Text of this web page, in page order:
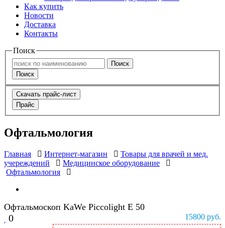
Как купить
Новости
Доставка
Контакты
Поиск
Поиск
Поиск
Скачать прайс-лист
Прайс
Офтальмология
Главная Интернет-магазин
Товары для врачей и мед.
учереждений
Медицинское оборудование
Офтальмология
Офтальмоскоп KaWe Piccolight E 50
0 15800 руб.